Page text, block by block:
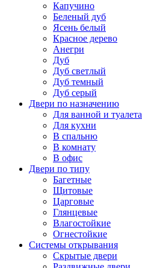
Капучино
Беленый дуб
Ясень белый
Красное дерево
Анегри
Дуб
Дуб светлый
Дуб темный
Дуб серый
Двери по назначению
Для ванной и туалета
Для кухни
В спальню
В комнату
В офис
Двери по типу
Багетные
Щитовые
Царговые
Глянцевые
Влагостойкие
Огнестойкие
Системы открывания
Скрытые двери